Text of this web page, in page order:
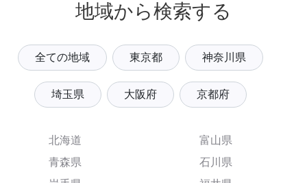
地域から検索する
全ての地域 東京都 神奈川県
埼玉県 大阪府 京都府
北海道
青森県
富山県
石川県